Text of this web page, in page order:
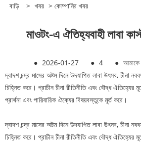
বাড়ি > খবর > কোম্পানির খবর
মাওটং-এ ঐতিহ্যবাহী লাবা
● 2026-01-27 ● 4 ● আমাকে
দ্বাদশ চন্দ্র মাসের অষ্টম দিনে উদযাপিত লাবা উৎসব, চীনা
চিহ্নিত করে। প্রাচীন চীনা রীতিনীতি এবং বৌদ্ধ ঐতিহ্যের
প্রার্থনা এবং পারিবারিক ঐক্যের বিষয়বস্তুকে মূর্ত করে।
দ্বাদশ চন্দ্র মাসের অষ্টম দিনে উদযাপিত লাবা উৎসব, চীনা
চিহ্নিত করে। প্রাচীন চীনা রীতিনীতি এবং বৌদ্ধ ঐতিহ্যের